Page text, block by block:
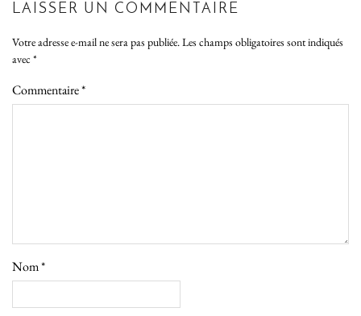
LAISSER UN COMMENTAIRE
Votre adresse e-mail ne sera pas publiée. Les champs obligatoires sont indiqués
avec *
Commentaire*
Nom*